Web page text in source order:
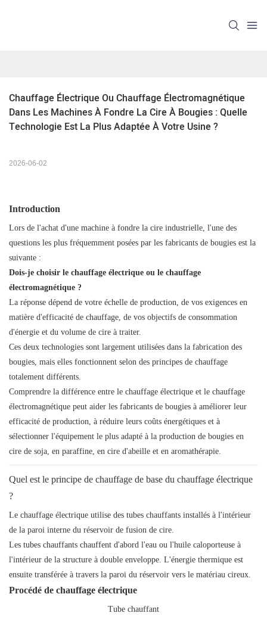
Chauffage Électrique Ou Chauffage Électromagnétique
Dans Les Machines À Fondre La Cire À Bougies : Quelle
Technologie Est La Plus Adaptée À Votre Usine ?
2026-06-02
Introduction
Lors de l'achat d'une machine à fondre la cire industrielle, l'une des
questions les plus fréquemment posées par les fabricants de bougies est la
suivante :
Dois-je choisir le chauffage électrique ou le chauffage
électromagnétique ?
La réponse dépend de votre échelle de production, de vos exigences en
matière d'efficacité de chauffage, de vos objectifs de consommation
d'énergie et du volume de cire à traiter.
Ces deux technologies sont largement utilisées dans la fabrication des
bougies, mais elles fonctionnent selon des principes de chauffage
totalement différents.
Comprendre la différence entre le chauffage électrique et le chauffage
électromagnétique peut aider les fabricants de bougies à améliorer leur
efficacité de production, à réduire leurs coûts énergétiques et à
sélectionner l'équipement le plus adapté à la production de bougies en
cire de soja, en paraffine, en cire d'abeille et en aromathérapie.
Quel est le principe de chauffage de base du chauffage électrique
?
Le chauffage électrique utilise des tubes chauffants installés à l'intérieur
de la paroi interne du réservoir de fusion de cire.
Les tubes chauffants chauffent d'abord l'eau ou l'huile caloporteuse à
l'intérieur de la structure à double enveloppe. L'énergie thermique est
ensuite transférée à travers la paroi du réservoir vers le matériau cireux.
Procédé de chauffage électrique
Tube chauffant